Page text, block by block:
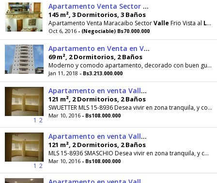
Apartamento Venta Sector Valle Frio Vista al Lago 05OCT
145 m², 3 Dormitorios, 3 Baños
Apartamento Venta Maracaibo SectorValle Frio Vista al Lago
Oct 6, 2016 - (Negociable) Bs70.000.000
Apartamento en Venta en Valle Frio, , VE RAH: 1714772
69 m², 2 Dormitorios, 2 Baños
Moderno y comodo apartamento, decorado con buen gusto, con vista al
Jan 11, 2018 - Bs3.213.000.000
1 2
Apartamento en venta Valle Frio MLS 158936
121 m², 2 Dormitorios, 2 Baños
SWUETTER MLS 15-8936 Desea vivir en zona tranquila, y con linda vista al
Mar 10, 2016 - Bs108.000.000
1 2
Apartamento en venta Valle Frio MLS 158936
121 m², 2 Dormitorios, 2 Baños
MLS 15-8936 SMASCHIO Desea vivir en zona tranquila, y con linda vista al
Mar 10, 2016 - Bs108.000.000